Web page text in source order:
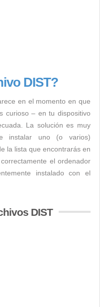
DIST?
en el momento en que
curioso – en tu dispositivo
La solución es muy
instalar uno (o varios)
la lista que encontrarás en
el ordenador
instalado con el
DIST